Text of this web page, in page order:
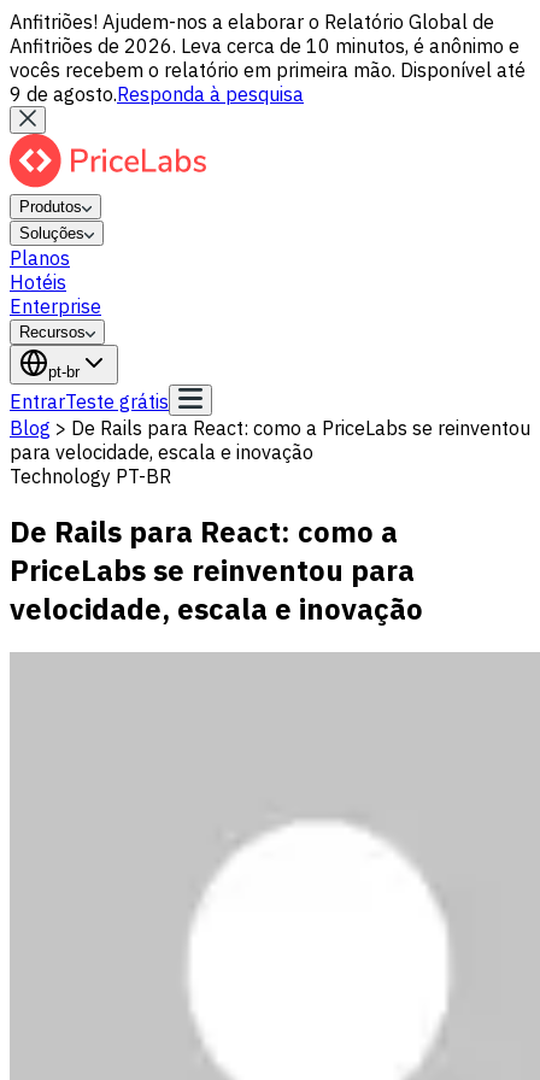
Anfitriões! Ajudem-nos a elaborar o Relatório Global de
Anfitriões de 2026. Leva cerca de 10 minutos, é anônimo e
vocês recebem o relatório em primeira mão. Disponível até
9 de agosto.Responda à pesquisa
Produtos
Soluções
Planos
Hotéis
Enterprise
Recursos
pt-br
EntrarTeste grátis
Blog > De Rails para React: como a PriceLabs se reinventou
para velocidade, escala e inovação
Technology PT-BR
De Rails para React: como a
PriceLabs se reinventou para
velocidade, escala e inovação